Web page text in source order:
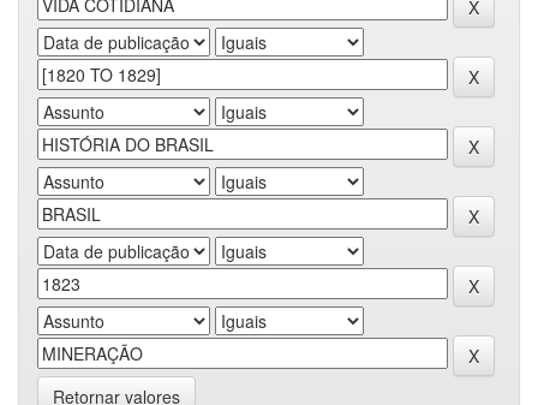
Retornar valores